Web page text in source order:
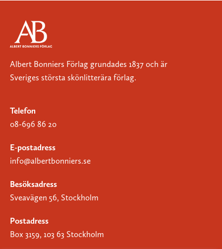
Albert Bonniers Förlag grundades 1837 och är
Sveriges största skönlitterära förlag.
Telefon
08-696 86 20
E-postadress
info@albertbonniers.se
Besöksadress
Sveavägen 56, Stockholm
Postadress
Box 3159, 103 63 Stockholm